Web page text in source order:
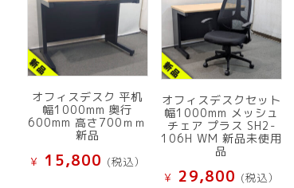
オフィスデスク 平机
幅1000mm 奥行
600mm 高さ700ｍｍ
新品
¥ 15,800 (税込）
オフィスデスクセット
幅1000mm メッシュ
チェア プラス SH2-
106H WM 新品未使用
品
¥ 29,800 (税込）